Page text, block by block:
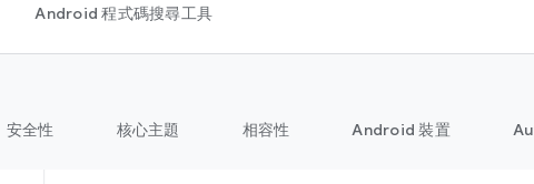
Android 程式碼搜尋工具
安全性 核心主題 相容性 Android 裝置